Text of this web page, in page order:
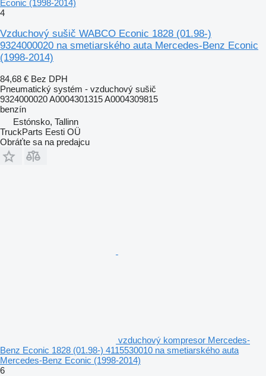
Econic (1998-2014)
4
Vzduchový sušič WABCO Econic 1828 (01.98-)
9324000020 na smetiarského auta Mercedes-Benz Econic
(1998-2014)
84,68 € Bez DPH
Pneumatický systém - vzduchový sušič
9324000020 A0004301315 A0004309815
benzín
Estónsko, Tallinn
TruckParts Eesti OÜ
Obráťte sa na predajcu
vzduchový kompresor Mercedes-
Benz Econic 1828 (01.98-) 4115530010 na smetiarského auta
Mercedes-Benz Econic (1998-2014)
6